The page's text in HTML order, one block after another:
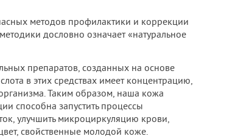
методов профилактики и коррекции
дословно означает «натуральное
препаратов, созданных на основе
в этих средствах имеет концентрацию,
Таким образом, наша кожа
способна запустить процессы
улучшить микроциркуляцию крови,
свойственные молодой коже.